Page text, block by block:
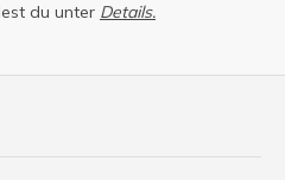
du unter Details.